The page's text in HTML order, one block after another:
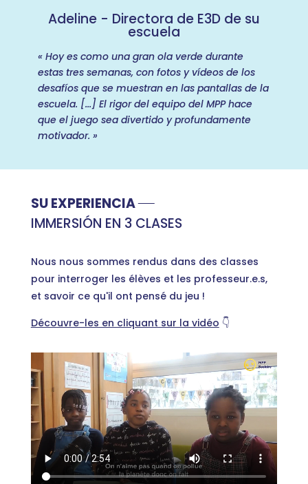
Adeline - Directora de E3D de su
escuela
« Hoy es como una gran ola verde durante
estas tres semanas, con fotos y vídeos de los
desafíos que se muestran en las pantallas de la
escuela. [...] El rigor del equipo del MPP hace
que el juego sea divertido y profundamente
motivador. »
SU EXPERIENCIA
IMMERSIÓN EN 3 CLASES
Nous nous sommes rendus dans des classes
pour interroger les élèves et les professeur.e.s,
et savoir ce qu'il ont pensé du jeu !
Découvre-les en cliquant sur la vidéo 👇